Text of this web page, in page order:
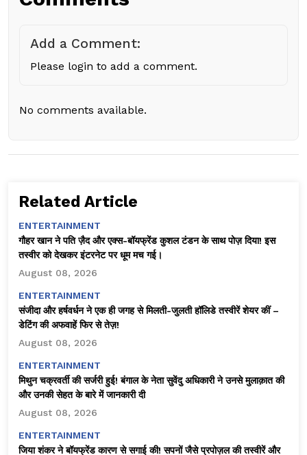
Add a Comment:
Please login to add a comment.
No comments available.
Related Article
ENTERTAINMENT
गौहर खान ने पति ज़ैद और एक्स-बॉयफ्रेंड कुशल टंडन के साथ पोज़ दिया! इस
तस्वीर को देखकर इंटरनेट पर धूम मच गई।
August 08, 2026
ENTERTAINMENT
संजीदा और हर्षवर्धन ने एक ही जगह से मिलती-जुलती हॉलिडे तस्वीरें शेयर कीं –
डेटिंग की अफवाहें फिर से तेज़!
August 08, 2026
ENTERTAINMENT
मिथुन चक्रवर्ती की सर्जरी हुई! बंगाल के नेता सुवेंदु अधिकारी ने उनसे मुलाक़ात की
और उनकी सेहत के बारे में जानकारी दी
August 08, 2026
ENTERTAINMENT
जिया शंकर ने बॉयफ्रेंड कारण से सगाई की! सपनों जैसे प्रपोज़ल की तस्वीरें और